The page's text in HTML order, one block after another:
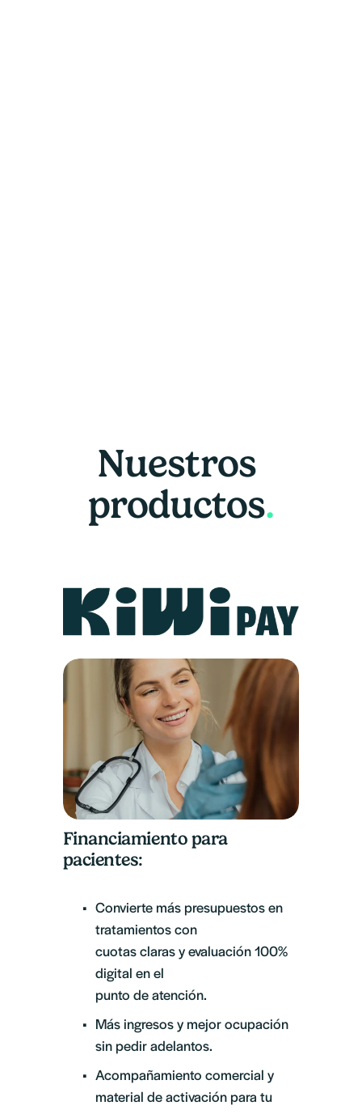
Nuestros
productos.
Financiamiento para
pacientes:
Convierte más presupuestos en
tratamientos con
cuotas claras y evaluación 100%
digital en el
punto de atención.
Más ingresos y mejor ocupación
sin pedir adelantos.
Acompañamiento comercial y
material de activación para tu